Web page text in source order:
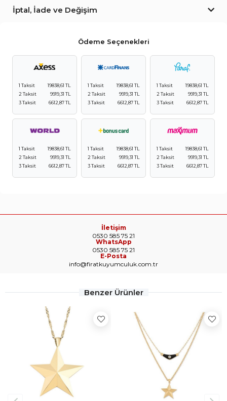
İptal, İade ve Değişim
Ödeme Seçenekleri
1 Taksit
19838,61 TL
2 Taksit
9919,31 TL
3 Taksit
6612,87 TL
1 Taksit
19838,61 TL
2 Taksit
9919,31 TL
3 Taksit
6612,87 TL
1 Taksit
19838,61 TL
2 Taksit
9919,31 TL
3 Taksit
6612,87 TL
1 Taksit
19838,61 TL
2 Taksit
9919,31 TL
3 Taksit
6612,87 TL
1 Taksit
19838,61 TL
2 Taksit
9919,31 TL
3 Taksit
6612,87 TL
1 Taksit
19838,61 TL
2 Taksit
9919,31 TL
3 Taksit
6612,87 TL
İletişim
0530 585 75 21
WhatsApp
0530 585 75 21
E-Posta
info@firatkuyumculuk.com.tr
Benzer Ürünler